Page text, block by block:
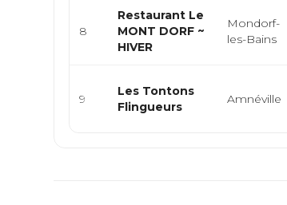
8
Restaurant Le
MONT DORF ~
HIVER
Mondorf-
les-Bains
9
Les Tontons
Flingueurs
Amnéville